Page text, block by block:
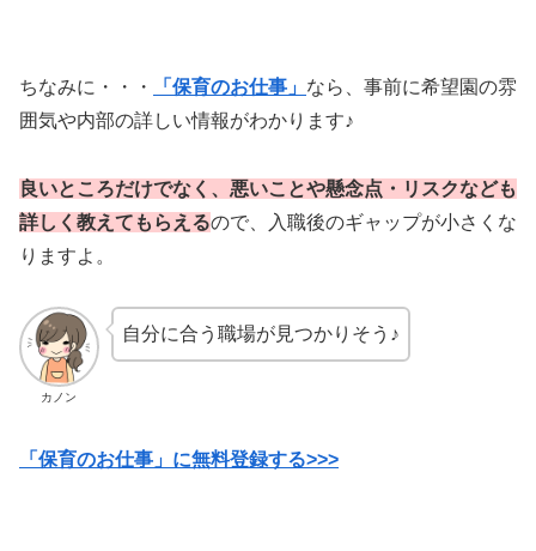
ちなみに・・・ 「保育のお仕事」 なら、事前に希望園の雰
囲気や内部の詳しい情報がわかります♪
良いところだけでなく、悪いことや懸念点・リスクなども
詳しく教えてもらえるので、入職後のギャップが小さくな
りますよ。
カノン
自分に合う職場が見つかりそう♪
「保育のお仕事」に無料登録する>>>